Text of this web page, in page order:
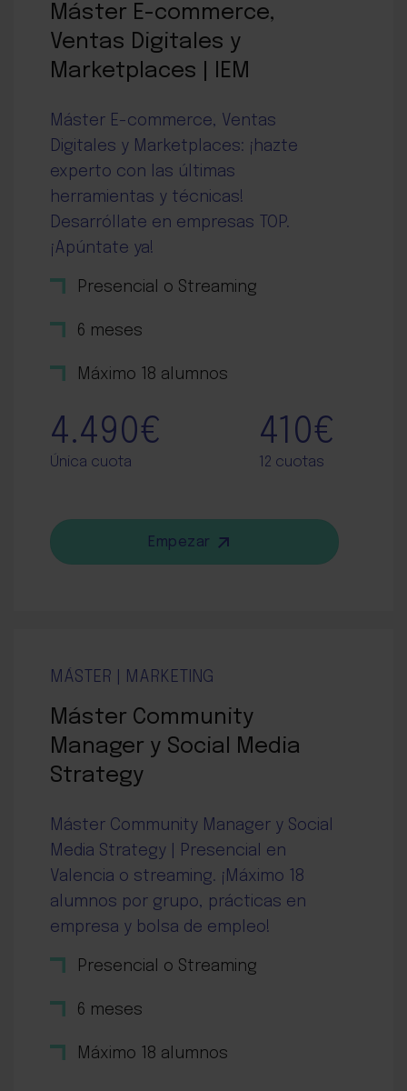
Máster E-commerce,
Ventas Digitales y
Marketplaces | IEM
Máster E-commerce, Ventas
Digitales y Marketplaces: ¡hazte
experto con las últimas
herramientas y técnicas!
Desarróllate en empresas TOP.
¡Apúntate ya!
Presencial o Streaming
6 meses
Máximo 18 alumnos
4.490€
Única cuota
410€
12 cuotas
Empezar
MÁSTER | MARKETING
Máster Community
Manager y Social Media
Strategy
Máster Community Manager y Social
Media Strategy | Presencial en
Valencia o streaming. ¡Máximo 18
alumnos por grupo, prácticas en
empresa y bolsa de empleo!
Presencial o Streaming
6 meses
Máximo 18 alumnos